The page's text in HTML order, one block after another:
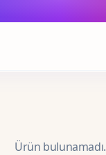
Ürün bulunamadı.